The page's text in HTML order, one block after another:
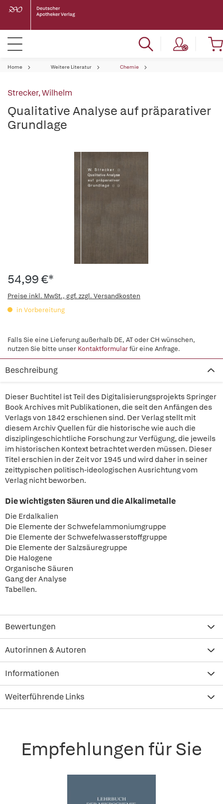
Home Weitere Literatur Chemie
Strecker, Wilhelm
Qualitative Analyse auf präparativer
Grundlage
54,99 €*
Preise inkl. MwSt., ggf. zzgl. Versandkosten
in Vorbereitung
Falls Sie eine Lieferung außerhalb DE, AT oder CH wünschen,
nutzen Sie bitte unser Kontaktformularfür eine Anfrage.
Beschreibung
Dieser Buchtitel ist Teil des Digitalisierungsprojekts Springer
Book Archives mit Publikationen, die seit den Anfängen des
Verlags von 1842 erschienen sind. Der Verlag stellt mit
diesem Archiv Quellen für die historische wie auch die
disziplingeschichtliche Forschung zur Verfügung, die jeweils
im historischen Kontext betrachtet werden müssen. Dieser
Titel erschien in der Zeit vor 1945 und wird daher in seiner
zeittypischen politisch-ideologischen Ausrichtung vom
Verlag nicht beworben.
Die wichtigsten Säuren und die Alkalimetalle
Die Erdalkalien
Die Elemente der Schwefelammoniumgruppe
Die Elemente der Schwefelwasserstoffgruppe
Die Elemente der Salzsäuregruppe
Die Halogene
Organische Säuren
Gang der Analyse
Tabellen.
Bewertungen
Autorinnen & Autoren
Informationen
Weiterführende Links
Empfehlungen für Sie